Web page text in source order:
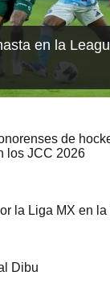
en la
de
los JCC 2026
la Liga MX en
Dibu